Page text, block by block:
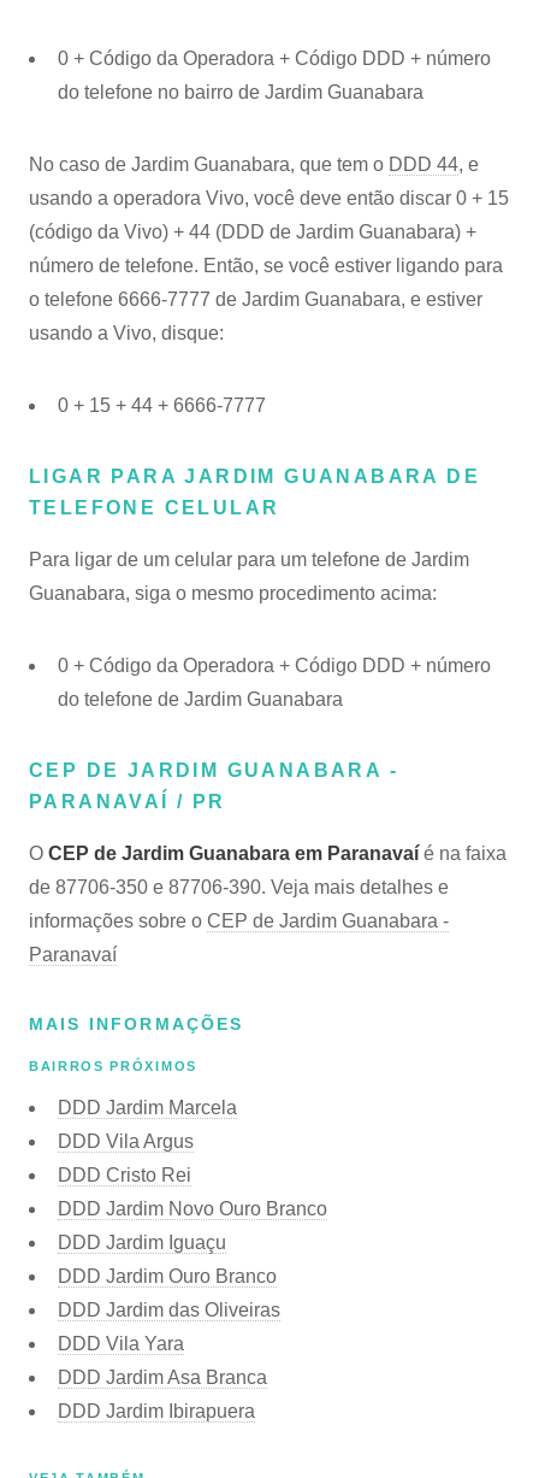
0 + Código da Operadora + Código DDD + número
do telefone no bairro de Jardim Guanabara
No caso de Jardim Guanabara, que tem o DDD 44, e
usando a operadora Vivo, você deve então discar 0 + 15
(código da Vivo) + 44 (DDD de Jardim Guanabara) +
número de telefone. Então, se você estiver ligando para
o telefone 6666-7777 de Jardim Guanabara, e estiver
usando a Vivo, disque:
0 + 15 + 44 + 6666-7777
LIGAR PARA JARDIM GUANABARA DE
TELEFONE CELULAR
Para ligar de um celular para um telefone de Jardim
Guanabara, siga o mesmo procedimento acima:
0 + Código da Operadora + Código DDD + número
do telefone de Jardim Guanabara
CEP DE JARDIM GUANABARA -
PARANAVAÍ / PR
O CEP de Jardim Guanabara em Paranavaí é na faixa
de 87706-350 e 87706-390. Veja mais detalhes e
informações sobre o CEP de Jardim Guanabara -
Paranavaí
MAIS INFORMAÇÕES
BAIRROS PRÓXIMOS
DDD Jardim Marcela
DDD Vila Argus
DDD Cristo Rei
DDD Jardim Novo Ouro Branco
DDD Jardim Iguaçu
DDD Jardim Ouro Branco
DDD Jardim das Oliveiras
DDD Vila Yara
DDD Jardim Asa Branca
DDD Jardim Ibirapuera